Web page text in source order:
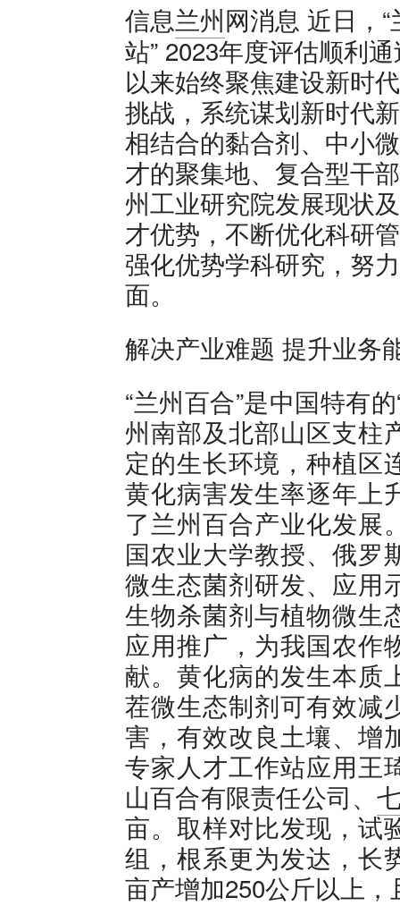
信息兰州网消息 近日，
站” 2023年度评估顺利
以来始终聚焦建设新时
挑战，系统谋划新时代
相结合的黏合剂、中小
才的聚集地、复合型干
州工业研究院发展现状
才优势，不断优化科研
强化优势学科研究，努
面。
解决产业难题 提升业务
“兰州百合”是中国特有
州南部及北部山区支柱
定的生长环境，种植区
黄化病害发生率逐年上
了兰州百合产业化发展
国农业大学教授、俄罗
微生态菌剂研发、应用
生物杀菌剂与植物微生
应用推广，为我国农作
献。黄化病的发生本质
茬微生态制剂可有效减
害，有效改良土壤、增
专家人才工作站应用王
山百合有限责任公司、
亩。取样对比发现，试
组，根系更为发达，长
亩产增加250公斤以上